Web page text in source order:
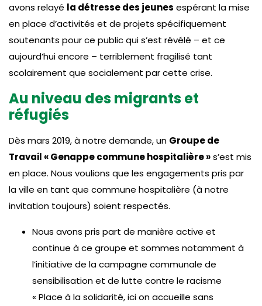
avons relayé la détresse des jeunes espérant la mise
en place d’activités et de projets spécifiquement
soutenants pour ce public qui s’est révélé – et ce
aujourd’hui encore – terriblement fragilisé tant
scolairement que socialement par cette crise.
Au niveau des migrants et
réfugiés
Dès mars 2019, à notre demande, un Groupe de
Travail « Genappe commune hospitalière »s’est mis
en place. Nous voulions que les engagements pris par
la ville en tant que commune hospitalière (à notre
invitation toujours) soient respectés.
Nous avons pris part de manière active et
continue à ce groupe et sommes notamment à
l’initiative de la campagne communale de
sensibilisation et de lutte contre le racisme
« Place à la solidarité, ici on accueille sans